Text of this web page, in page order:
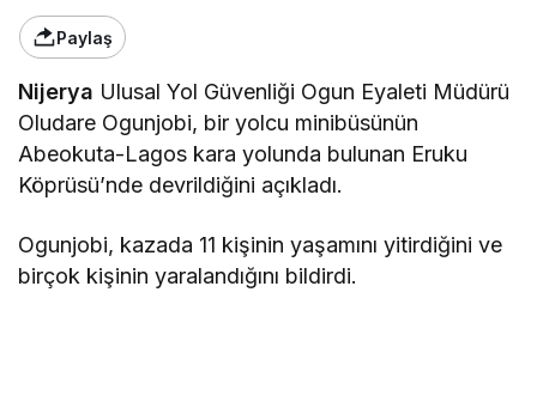
Paylaş
Nijerya Ulusal Yol Güvenliği Ogun Eyaleti Müdürü
Oludare Ogunjobi, bir yolcu minibüsünün
Abeokuta-Lagos kara yolunda bulunan Eruku
Köprüsü’nde devrildiğini açıkladı.
Ogunjobi, kazada 11 kişinin yaşamını yitirdiğini ve
birçok kişinin yaralandığını bildirdi.